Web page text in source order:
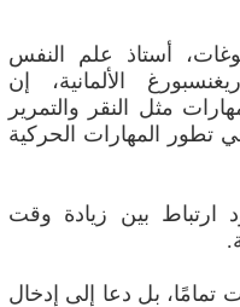
أستاذ علم النفس
الألمانية، إن
مثل النقر والتمرير
تطور المهارات الحركية
بين زيادة وقت
بل دعا إلى إدخال